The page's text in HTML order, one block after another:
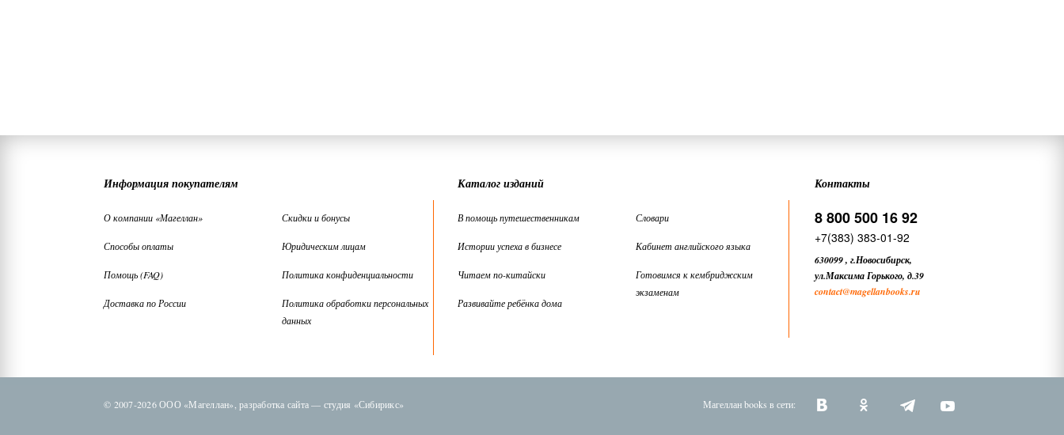
Информация покупателям
О компании «Магеллан»
Способы оплаты
Помощь (FAQ)
Доставка по России
Скидки и бонусы
Юридическим лицам
Политика конфиденциальности
Политика обработки персональных
данных
Каталог изданий
В помощь путешественникам
Истории успеха в бизнесе
Читаем по-китайски
Развивайте ребёнка дома
Словари
Кабинет английского языка
Готовимся к кембриджским
экзаменам
Контакты
8 800 500 16 92
+7(383) 383-01-92
630099, г.Новосибирск,
ул.Максима Горького, д.39
contact@magellanbooks.ru
© 2007-2026 ООО «Магеллан», разработка сайта — студия «Сибирикс» Магеллан books в сети: